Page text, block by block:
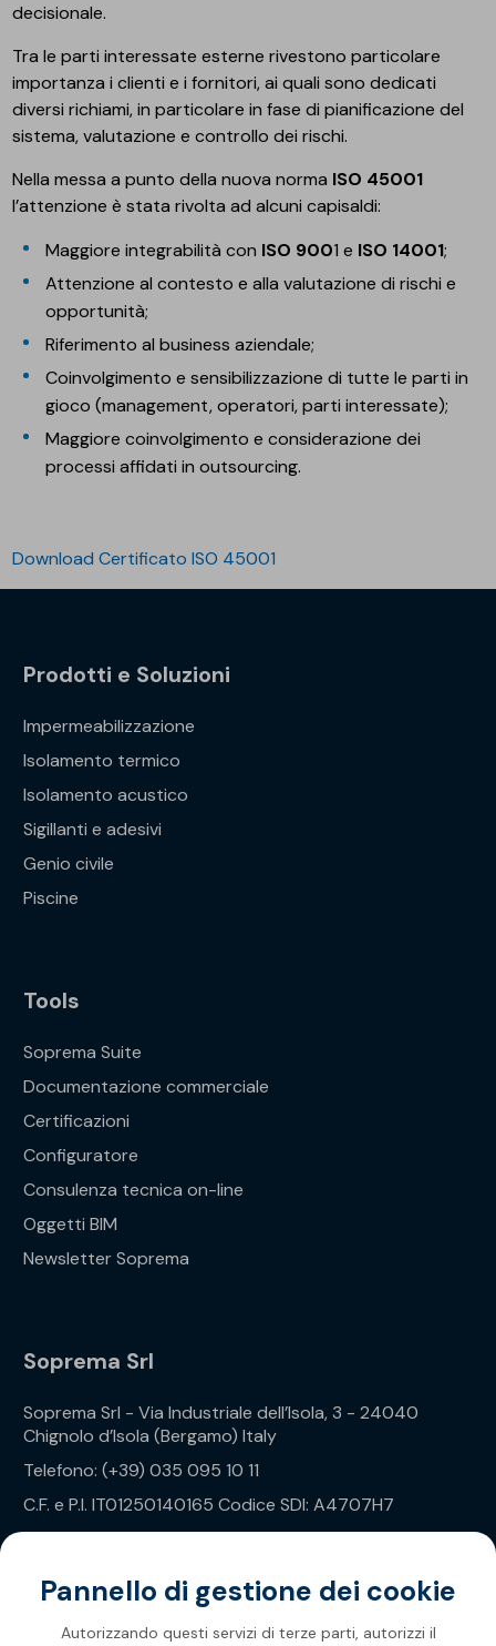
decisionale.
Tra le parti interessate esterne rivestono particolare
importanza i clienti e i fornitori, ai quali sono dedicati
diversi richiami, in particolare in fase di pianificazione del
sistema, valutazione e controllo dei rischi.
Nella messa a punto della nuova norma ISO 45001
l’attenzione è stata rivolta ad alcuni capisaldi:
Maggiore integrabilità con ISO 9001 e ISO 14001;
Attenzione al contesto e alla valutazione di rischi e
opportunità;
Riferimento al business aziendale;
Coinvolgimento e sensibilizzazione di tutte le parti in
gioco (management, operatori, parti interessate);
Maggiore coinvolgimento e considerazione dei
processi affidati in outsourcing.
Download Certificato ISO 45001
Prodotti e Soluzioni
Impermeabilizzazione
Isolamento termico
Isolamento acustico
Sigillanti e adesivi
Genio civile
Piscine
Tools
Soprema Suite
Documentazione commerciale
Certificazioni
Configuratore
Consulenza tecnica on-line
Oggetti BIM
Newsletter Soprema
Soprema Srl
Soprema Srl - Via Industriale dell’Isola, 3 - 24040
Chignolo d’Isola (Bergamo) Italy
Telefono: (+39) 035 095 10 11
C.F. e P.I. IT01250140165 Codice SDI: A4707H7
Privacy Policy
Pannello di gestione dei cookie
Autorizzando questi servizi di terze parti, autorizzi il